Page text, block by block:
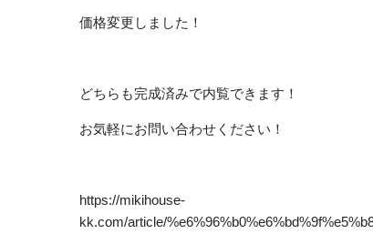
価格変更しました！
どちらも完成済みで内覧できます！
お気軽にお問い合わせください！
https://mikihouse-
kk.com/article/